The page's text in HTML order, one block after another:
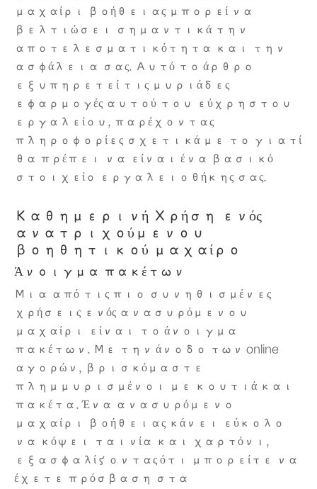
μαχαίρι βοήθειας μπορεί να
βελτιώσει σημαντικά την
αποτελεσματικότητα και την
ασφάλεια σας. Αυτό το άρθρο
εξυπηρετεί τις μυριάδες
εφαρμογές αυτού του εύχρηστου
εργαλείου, παρέχοντας
πληροφορίες σχετικά με το γιατί
θα πρέπει να είναι ένα βασικό
στοιχείο εργαλειοθήκης σας.
Καθημερινή Χρήση ενός
ανατριχούμενου
βοηθητικού μαχαίρο
Άνοιγμα πακέτων
Μια από τις πιο συνηθισμένες
χρήσεις ενός ανασυρόμενου
μαχαίρι είναι το άνοιγμα
πακέτων. Με την άνοδο των online
αγορών, βρισκόμαστε
πλημμυρισμένοι με κουτιά και
πακέτα. Ένα ανασυρόμενο
μαχαίρι βοήθειας κάνει εύκολο
να κόψει ταινία και χαρτόνι,
εξασφαλίζοντας ότι μπορείτε να
έχετε πρόσβαση στα